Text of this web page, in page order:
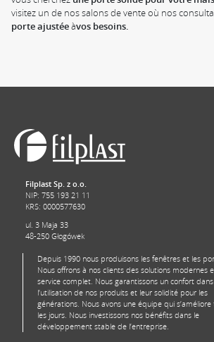
visitez un de nos salons de vente où nos
porte ajustéeàvos besoins.
Filplast Sp. z o.o.
NIP: 755 193 21 11
KRS: 0000577630
ul. 3 Maja 33
48-250 Głogówek
Depuis 1990 nous produisons les fenêtres et les
Nous offrons à nos clients des solutions modernes
service complet. Nous garantissons un confort dans
l’utilisation de nos produits et leur solidité pour les
générations. Nous avons une équipe qui s’améliore
les jours. Nous investissons nos bénéfits dans le
développement stable de l’entreprise.